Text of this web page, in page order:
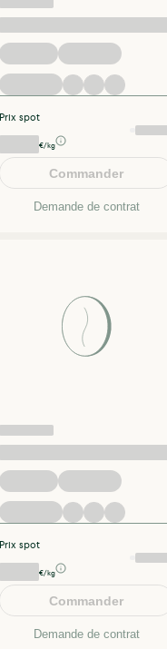
Prix spot
€/kg
Commander
Demande de contrat
Prix spot
€/kg
Commander
Demande de contrat